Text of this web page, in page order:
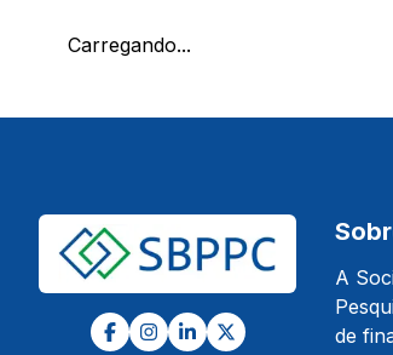
Carregando...
A
de